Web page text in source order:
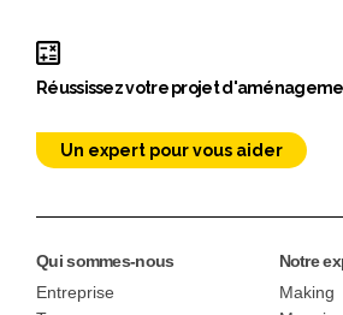
Réussissez votre projet
Un expert pour vous aider
Qui sommes-nous
Entreprise
Notre
Making